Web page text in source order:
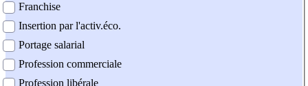
Franchise
Insertion par l'activ.éco.
Portage salarial
Profession commerciale
Profession libérale